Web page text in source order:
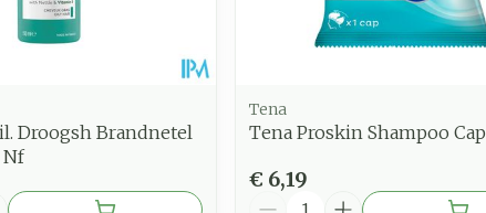
Droogsh Brandnetel
Nf
Tena
Tena Proskin Shampoo Cap
€ 6,19
Aantal